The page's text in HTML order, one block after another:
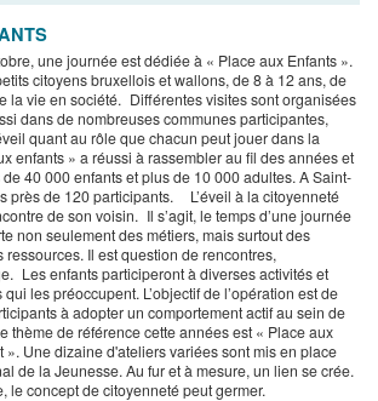
une journée est dédiée à « Place aux Enfants ».
citoyens bruxellois et wallons, de 8 à 12 ans, de
la vie en société. Différentes visites sont organisées
dans de nombreuses communes participantes,
quant au rôle que chacun peut jouer dans la
enfants » a réussi à rassembler au fil des années et
40 000 enfants et plus de 10 000 adultes. A Saint-
près de 120 participants. L’éveil à la citoyenneté
de son voisin. Il s’agit, le temps d’une journée
non seulement des métiers, mais surtout des
Il est question de rencontres,
Les enfants participeront à diverses activités et
les préoccupent. L’objectif de l’opération est de
à adopter un comportement actif au sein de
thème de référence cette années est « Place aux
». Une dizaine d'ateliers variées sont mis en place
de la Jeunesse. Au fur et à mesure, un lien se crée.
le concept de citoyenneté peut germer.